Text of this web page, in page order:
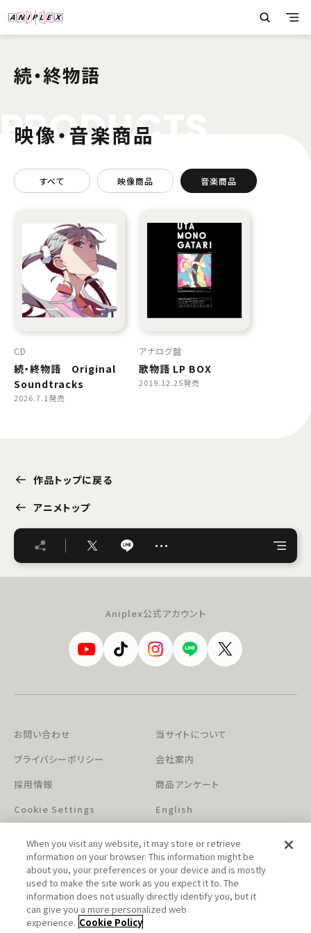
続・終物語
PRODUC
映像・音楽商品
すべて 映像商品 音楽商品
CD
続・終物語 Original
Soundtracks
2026.7.1発売
アナログ盤
歌物語 LP BOX
2019.12.25発売
作品トップに戻る
アニメトップ
…
Aniplex公式アカウント
お問い合わせ
当サイトについて
プライバシーポリシー
会社案内
採用情報
商品アンケート
Cookie Settings
English
このホームページに掲載されている著作物の無断利用を禁じます。
When you visit any website, it may store or retrieve
information on your browser. This information might be
about you, your preferences or your device and is mostly
used to make the site work as you expect it to. The
information does not usually directly identify you, but it
can give you a more personalized web
experience. Cookie Policy